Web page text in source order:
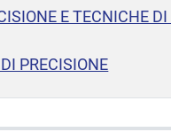
E TECNICHE
PRECISIONE